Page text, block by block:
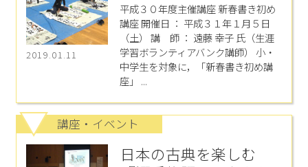
2019.01.11
平成３０年度主催講座 新春書き初め
講座 開催日 ： 平成３１年１月５日
（土） 講 師 ： 遠藤 幸子 氏（生涯
学習ボランティアバンク講師） 小・
中学生を対象に，「新春書き初め講
座」 ...
講座・イベント
日本の古典を楽しむ